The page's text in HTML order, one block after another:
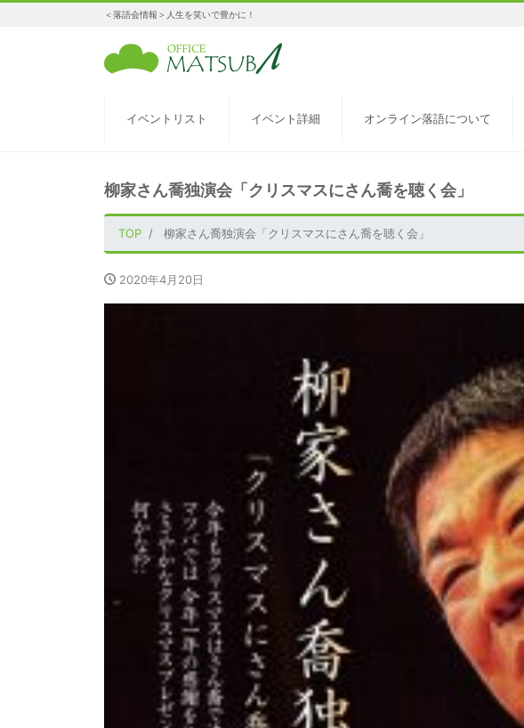
＜落語会情報＞人生を笑いで豊かに！
イベントリスト イベント詳細 オンライン落語について
柳家さん喬独演会「クリスマスにさん喬を聴く会」
TOP 柳家さん喬独演会「クリスマスにさん喬を聴く会」
2020年4月20日